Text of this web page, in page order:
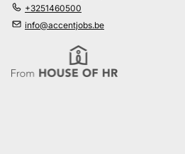
+3251460500
info@accentjobs.be